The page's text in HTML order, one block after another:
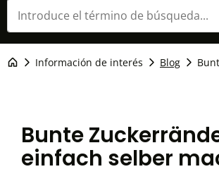
Información de interés Blog
Bunte
einfach selber